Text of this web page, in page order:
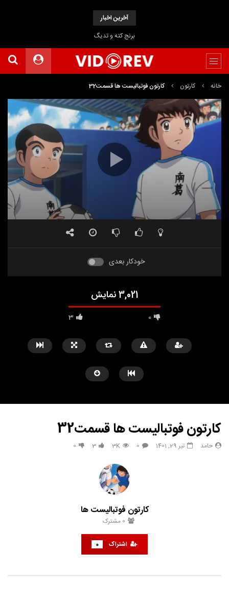
آخرین اخبار
برنج کته و تدیگ
خانه کارتون کارتون فوتبالیست ها قسمت32
نمایشگر
ویدیو
00:00
خودکار بعدی
3,021 نمایش
3 0
کارتون فوتبالیست ها قسمت32
حامد تیر 29, 1401 0
3K
3
0
کارتون فوتبالیست ها
0 مشترک
اشتراک 0